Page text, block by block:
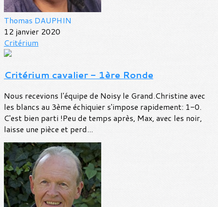
Thomas DAUPHIN
12 janvier 2020
Critérium
Critérium cavalier - 1ère Ronde
Nous recevions l'équipe de Noisy le Grand.Christine avec
les blancs au 3ème échiquier s'impose rapidement: 1-0.
C'est bien parti !Peu de temps après, Max, avec les noir,
laisse une pièce et perd...